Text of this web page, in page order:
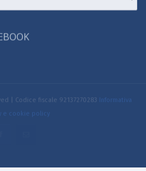
| Codice fiscale 92137270283
e cookie policy